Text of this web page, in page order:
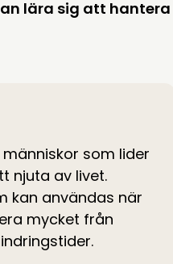
lära sig att hantera
som lider
njuta av livet.
kan användas när
mycket från